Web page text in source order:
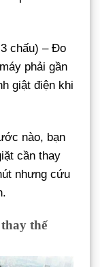
chấu) – Đo
phải gần
giật điện khi
nào, bạn
cần thay
nhưng cứu
thế